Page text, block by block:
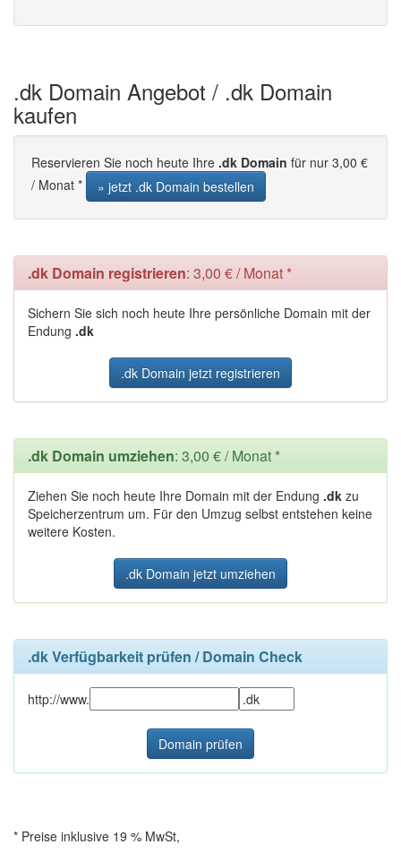
.dk Domain Angebot / .dk Domain
kaufen
Reservieren Sie noch heute Ihre .dk Domain für nur 3,00 €
/ Monat *
» jetzt .dk Domain bestellen
.dk Domain registrieren: 3,00 € / Monat *
Sichern Sie sich noch heute Ihre persönliche Domain mit der
Endung .dk
.dk Domain jetzt registrieren
.dk Domain umziehen: 3,00 € / Monat *
Ziehen Sie noch heute Ihre Domain mit der Endung .dk zu
Speicherzentrum um. Für den Umzug selbst entstehen keine
weitere Kosten.
.dk Domain jetzt umziehen
.dk Verfügbarkeit prüfen / Domain Check
http://www.
* Preise inklusive 19 % MwSt,